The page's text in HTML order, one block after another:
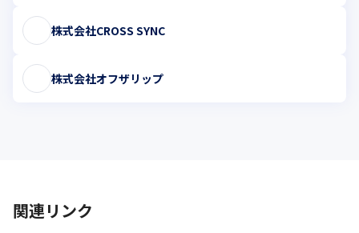
株式会社CROSS SYNC
株式会社オフザリップ
関連リンク